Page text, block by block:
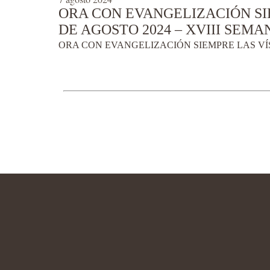
ORA CON EVANGELIZACIÓN
DE AGOSTO 2024 – XVIII
ORA CON EVANGELIZACIÓN SIEMPRE LAS